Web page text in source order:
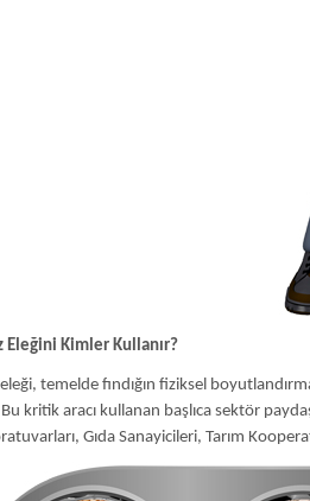
Eleğini Kimler Kullanır?
eleği, temelde fındığın fiziksel
kritik aracı kullanan başlıca sektör
Gıda Sanayicileri, Tarım